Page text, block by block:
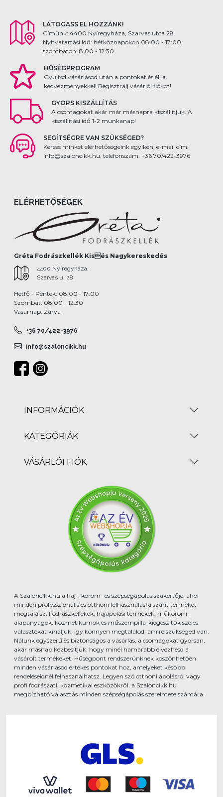
LÁTOGASS EL HOZZÁNK!
Címünk: 4400 Nyíregyháza, Szarvas utca 28.
Nyitvatartási idő: hétköznapokon 08:00 - 17:00,
szombaton: 8:00 - 12:30
HŰSÉGPROGRAM
Gyűjtsd vásárlásod után a pontokat és élj a
kedvezményekkel! Regisztrálj vásárlói fiókot!
GYORS KISZÁLLÍTÁS
A csomagokat akár már másnapra kiszállítjuk. A
kiszállítási idő 1-2 munkanap!
SEGÍTSÉGRE VAN SZÜKSÉGED?
Keress minket elérhetőségeink egyikén, e-mail cím:
info@szaloncikk.hu, telefonszám: +36 70/422-3976
ELÉRHETŐSÉGEK
Gréta Fodrászkellék Kisés Nagykereskedés
4400 Nyíregyháza,
Szarvas u. 28.
Hétfő - Péntek: 08:00 - 17:00
Szombat: 08:00 - 12:30
Vasárnap: Zárva
+36 70/422-3976
info@szaloncikk.hu
INFORMÁCIÓK
KATEGÓRIÁK
VÁSÁRLÓI FIÓK
A Szaloncikk.hu a haj-, köröm- és szépségápolás szakértője, ahol
minden professzionális és otthoni felhasználásra szánt terméket
megtalálsz. Fodrászkellékek, hajápolási termékek, műköröm-
alapanyagok, kozmetikumok és műszempilla-kiegészítők széles
választékát kínáljuk, így könnyen megtalálod, amire szükséged van.
Nálunk egyszerű és biztonságos a vásárlás, a csomagokat gyorsan,
akár másnap kézbesítjük, hogy minél hamarabb élvezhesd a
vásárolt termékeket. Hűségpont rendszerünknek köszönhetően
minden vásárlásod értékes pontokat hoz, amelyeket későbbi
rendeléseidnél felhasználhatsz. Legyen szó otthoni ápolásról vagy
profi fodrászati, kozmetikai eszközökről, a Szaloncikk.hu
megbízható választás minden szépségápolás szerelmese számára.